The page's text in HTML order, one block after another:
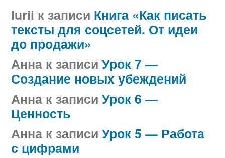
Iurii к записи Книга «Как писать
тексты для соцсетей. От идеи
до продажи»
Анна к записи Урок 7 —
Создание новых убеждений
Анна к записи Урок 6 —
Ценность
Анна к записи Урок 5 — Работа
с цифрами